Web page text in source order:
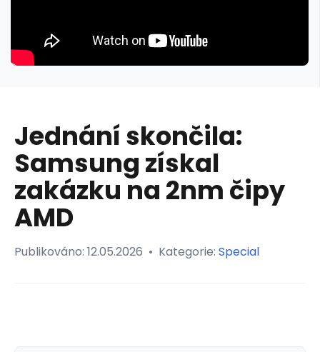
Jednání skončila:
Samsung získal
zakázku na 2nm čipy
AMD
Publikováno: 12.05.2026 • Kategorie: Special